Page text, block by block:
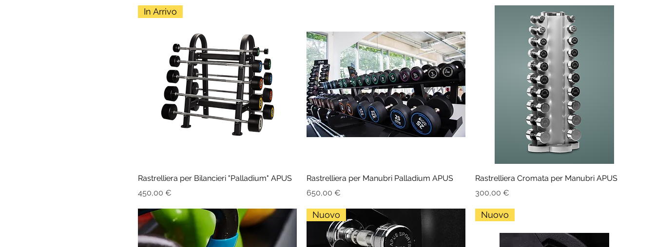
In Arrivo
Rastrelliera per Bilancieri "Palladium" APUS
Prezzo
450,00 €
Rastrelliera per Manubri Palladium APUS
Prezzo
650,00 €
Rastrelliera Cromata per Manubri APUS
Prezzo
300,00 €
Nuovo Nuovo